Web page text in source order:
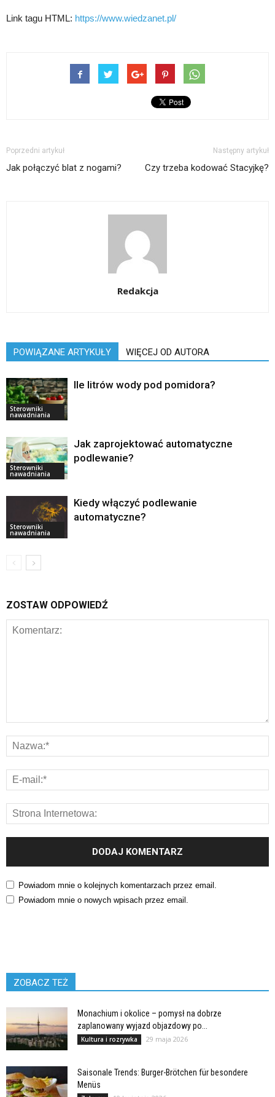
Link tagu HTML: https://www.wiedzanet.pl/
Poprzedni artykuł
Jak połączyć blat z nogami?
Następny artykuł
Czy trzeba kodować Stacyjkę?
Redakcja
POWIĄZANE ARTYKUŁY WIĘCEJ OD AUTORA
Sterowniki
nawadniania
Ile litrów wody pod pomidora?
Sterowniki
nawadniania
Jak zaprojektować automatyczne
podlewanie?
Sterowniki
nawadniania
Kiedy włączyć podlewanie
automatyczne?
ZOSTAW ODPOWIEDŹ
Powiadom mnie o kolejnych komentarzach przez email.
Powiadom mnie o nowych wpisach przez email.
ZOBACZ TEŻ
Monachium i okolice – pomysł na dobrze
zaplanowany wyjazd objazdowy po...
Kultura i rozrywka 29 maja 2026
Saisonale Trends: Burger-Brötchen für besondere
Menüs